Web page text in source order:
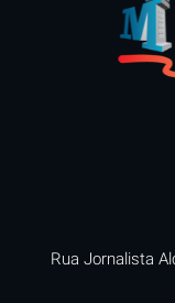
Rua Jornalista